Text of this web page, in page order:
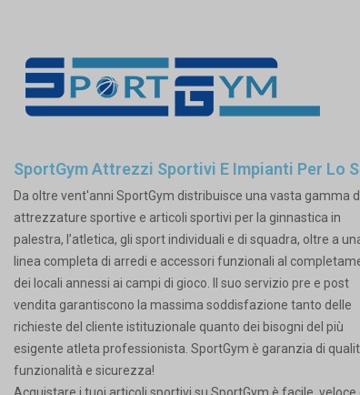
SportGym Attrezzi Sportivi E Impianti Per Lo
Da oltre vent'anni SportGym distribuisce una vasta gamma
attrezzature sportive e articoli sportivi per la ginnastica in
palestra, l’atletica, gli sport individuali e di squadra, oltre a
linea completa di arredi e accessori funzionali al
dei locali annessi ai campi di gioco. Il suo servizio pre e post
vendita garantiscono la massima soddisfazione tanto delle
richieste del cliente istituzionale quanto dei bisogni del più
esigente atleta professionista. SportGym è garanzia di
funzionalità e sicurezza!
Acquistare i tuoi articoli sportivi su SportGym è facile, veloce